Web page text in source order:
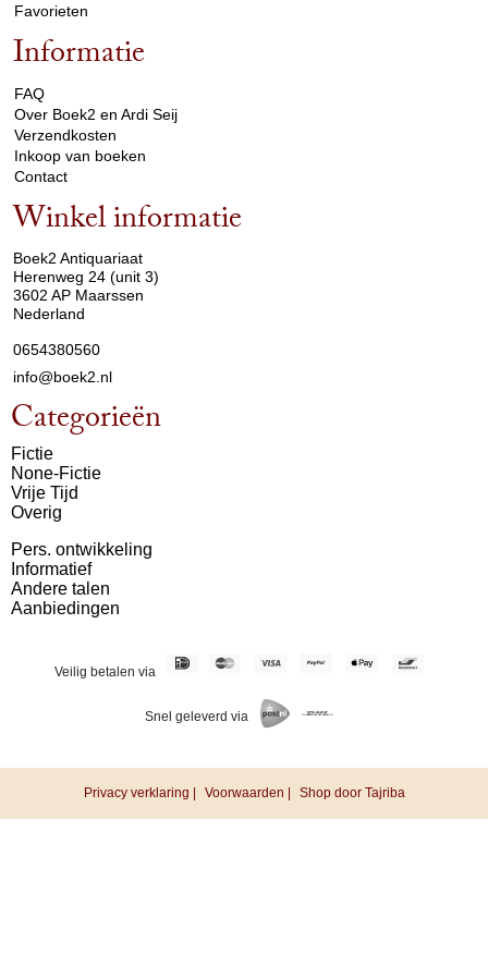
Favorieten
Informatie
FAQ
Over Boek2 en Ardi Seij
Verzendkosten
Inkoop van boeken
Contact
Winkel informatie
Boek2 Antiquariaat
Herenweg 24 (unit 3)
3602 AP Maarssen
Nederland
0654380560
info@boek2.nl
Categorieën
Fictie
None-Fictie
Vrije Tijd
Overig
Pers. ontwikkeling
Informatief
Andere talen
Aanbiedingen
Veilig betalen via
Snel geleverd via
Privacy verklaring | Voorwaarden | Shop door Tajriba